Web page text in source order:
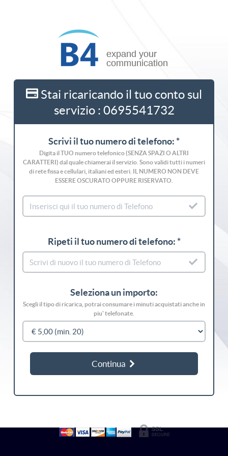
Stai ricaricando il tuo conto sul
servizio : 0695541732
Scrivi il tuo numero di telefono: *
Digita il TUO numero telefonico (SENZA SPAZI O ALTRI
CARATTERI) dal quale chiamerai il servizio. Sono validi tutti i numeri
di rete fissa e cellulari, italiani ed esteri. IL NUMERO NON DEVE
ESSERE OSCURATO OPPURE RISERVATO.
Ripeti il tuo numero di telefono: *
Seleziona un importo:
Scegli il tipo di ricarica, potrai consumare i minuti acquistati anche in
piu' telefonate.
Continua